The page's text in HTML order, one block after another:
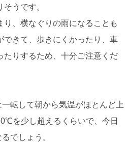
うです。
り、横なぐりの雨になることも
できて、歩きにくかったり、車
たりするため、十分ご注意くだ
転して朝から気温がほとんど上
を少し超えるくらいで、今日
でしょう。